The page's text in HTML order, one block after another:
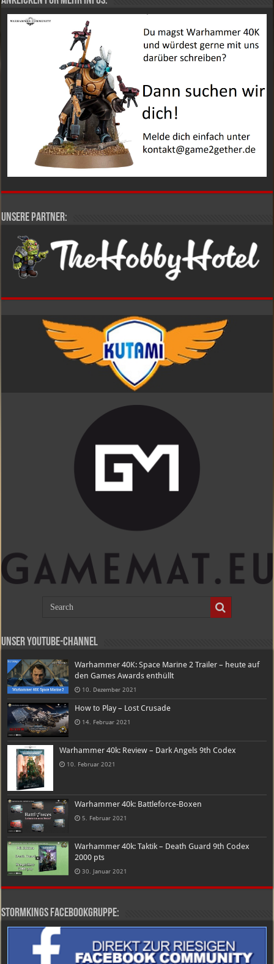
Unsere Partner:
Unser Youtube-Channel
Warhammer 40K: Space Marine 2 Trailer – heute auf
den Games Awards enthüllt
10. Dezember 2021
How to Play – Lost Crusade
14. Februar 2021
Warhammer 40k: Review – Dark Angels 9th Codex
10. Februar 2021
Warhammer 40k: Battleforce-Boxen
5. Februar 2021
Warhammer 40k: Taktik – Death Guard 9th Codex
2000 pts
30. Januar 2021
Stormkings Facebookgruppe: